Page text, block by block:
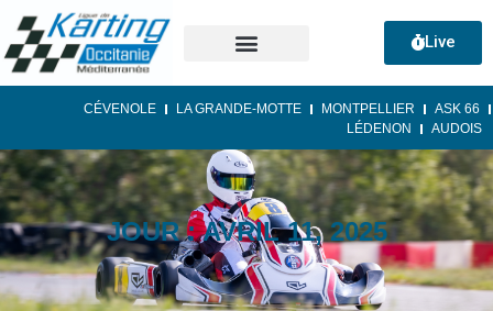
Live
CÉVENOLE LA GRANDE-MOTTE MONTPELLIER
ASK 66
LÉDENON
AUDOIS
JOUR : AVRIL 11, 2025